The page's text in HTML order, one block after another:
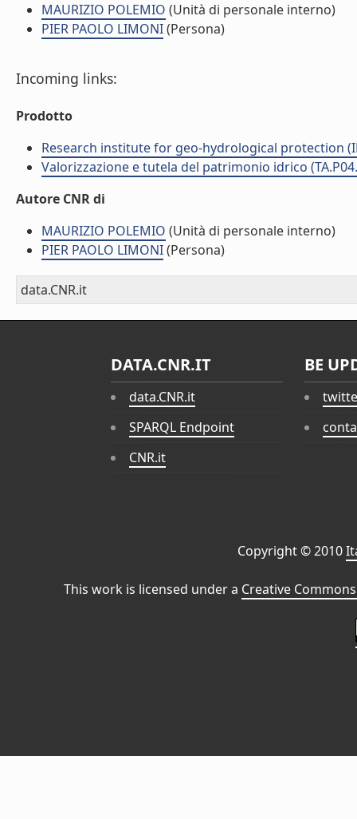
MAURIZIO POLEMIO (Unità di personale interno)
PIER PAOLO LIMONI(Persona)
Incoming links:
Prodotto
Research institute for geo-hydrological protection
Valorizzazione e tutela del patrimonio idrico
Autore CNR di
MAURIZIO POLEMIO (Unità di personale interno)
PIER PAOLO LIMONI(Persona)
data.CNR.it
DATA.CNR.IT
data.CNR.it
SPARQL Endpoint
CNR.it
BE
Copyright © 2010
This work is licensed under a Creative